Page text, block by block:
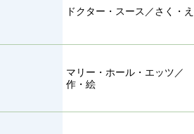
ドクター・スース／さく・え
マリー・ホール・エッツ／
作・絵